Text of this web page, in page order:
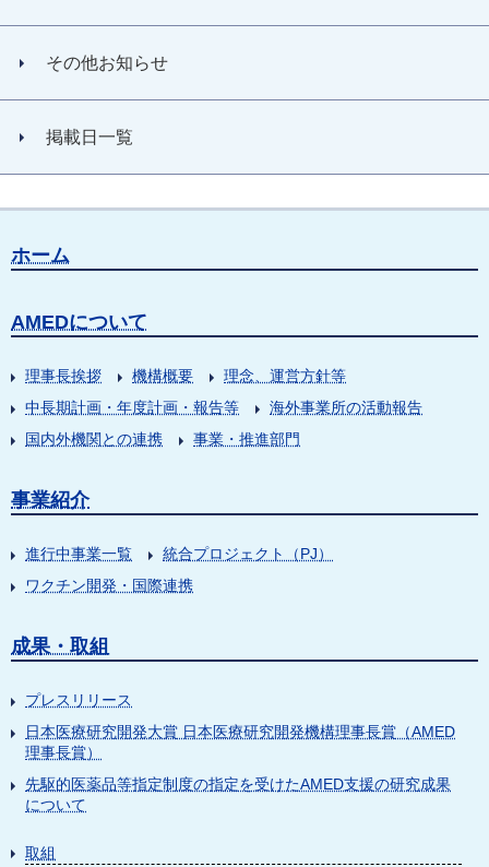
その他お知らせ
掲載日一覧
ホーム
AMEDについて
理事長挨拶 機構概要
理念、運営方針等
中長期計画・年度計画・報告等
海外事業所の活動報告
国内外機関との連携
事業・推進部門
事業紹介
進行中事業一覧
統合プロジェクト（PJ）
ワクチン開発・国際連携
成果・取組
プレスリリース
日本医療研究開発大賞 日本医療研究開発機構理事長賞（AMED
理事長賞）
先駆的医薬品等指定制度の指定を受けたAMED支援の研究成果
について
取組